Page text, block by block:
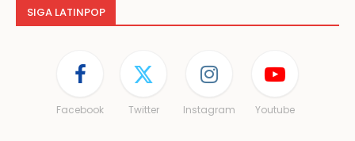
SIGA LATINPOP
Facebook Twitter Instagram Youtube